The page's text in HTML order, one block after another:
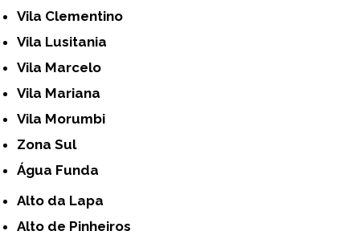
Vila Clementino
Vila Lusitania
Vila Marcelo
Vila Mariana
Vila Morumbi
Zona Sul
Água Funda
Alto da Lapa
Alto de Pinheiros